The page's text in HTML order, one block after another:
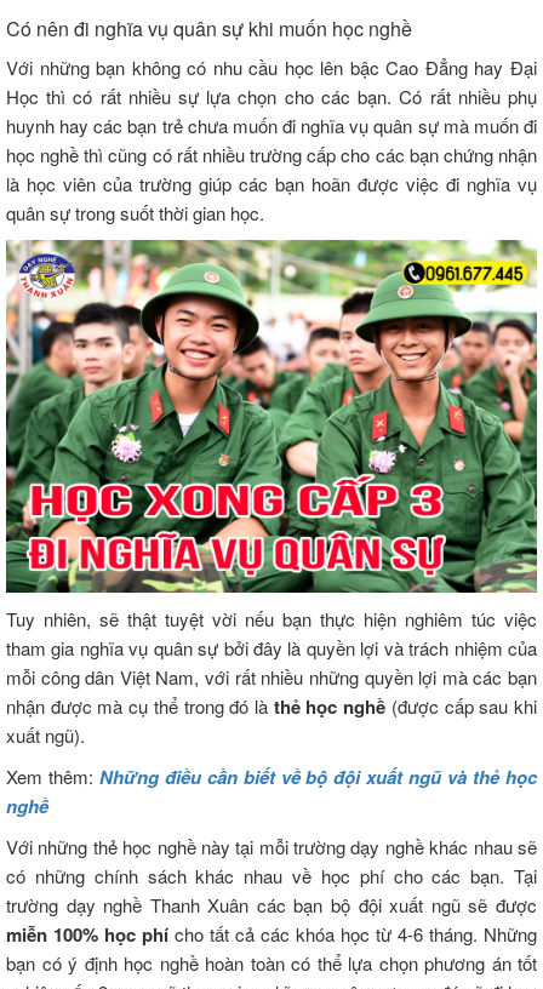
Có nên đi nghĩa vụ quân sự khi muốn học nghề
Với những bạn không có nhu cầu học lên bậc Cao Đẳng hay Đại
Học thì có rất nhiều sự lựa chọn cho các bạn. Có rất nhiều phụ
huynh hay các bạn trẻ chưa muốn đi nghĩa vụ quân sự mà muốn đi
học nghề thì cũng có rất nhiều trường cấp cho các bạn chứng nhận
là học viên của trường giúp các bạn hoãn được việc đi nghĩa vụ
quân sự trong suốt thời gian học.
Tuy nhiên, sẽ thật tuyệt vời nếu bạn thực hiện nghiêm túc việc
tham gia nghĩa vụ quân sự bởi đây là quyền lợi và trách nhiệm của
mỗi công dân Việt Nam, với rất nhiều những quyền lợi mà các bạn
nhận được mà cụ thể trong đó là thẻ học nghề (được cấp sau khi
xuất ngũ).
Xem thêm: Những điều cần biết về bộ đội xuất ngũ và thẻ học
nghề
Với những thẻ học nghề này tại mỗi trường dạy nghề khác nhau sẽ
có những chính sách khác nhau về học phí cho các bạn. Tại
trường dạy nghề Thanh Xuân các bạn bộ đội xuất ngũ sẽ được
miễn 100% học phí cho tất cả các khóa học từ 4-6 tháng. Những
bạn có ý định học nghề hoàn toàn có thể lựa chọn phương án tốt